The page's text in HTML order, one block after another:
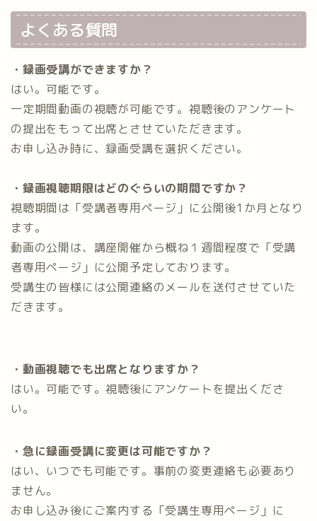
よくある質問
・録画受講ができますか？
はい。可能です。
一定期間動画の視聴が可能です。視聴後のアンケート
の提出をもって出席とさせていただきます。
お申し込み時に、録画受講を選択ください。
・録画視聴期限はどのぐらいの期間ですか？
視聴期間は「受講者専用ページ」に公開後1か月となり
ます。
動画の公開は、講座開催から概ね１週間程度で「受講
者専用ページ」に公開予定しております。
受講生の皆様には公開連絡のメールを送付させていた
だきます。
・動画視聴でも出席となりますか？
はい。可能です。視聴後にアンケートを提出くださ
い。
・急に録画受講に変更は可能ですか？
はい、いつでも可能です。事前の変更連絡も必要あり
ません。
お申し込み後にご案内する「受講生専用ページ」に